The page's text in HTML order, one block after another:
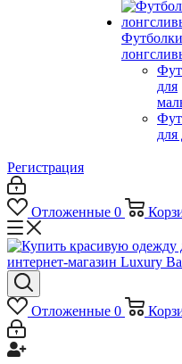
для
для
Регистрация
Отложенные 0
Отложенные 0